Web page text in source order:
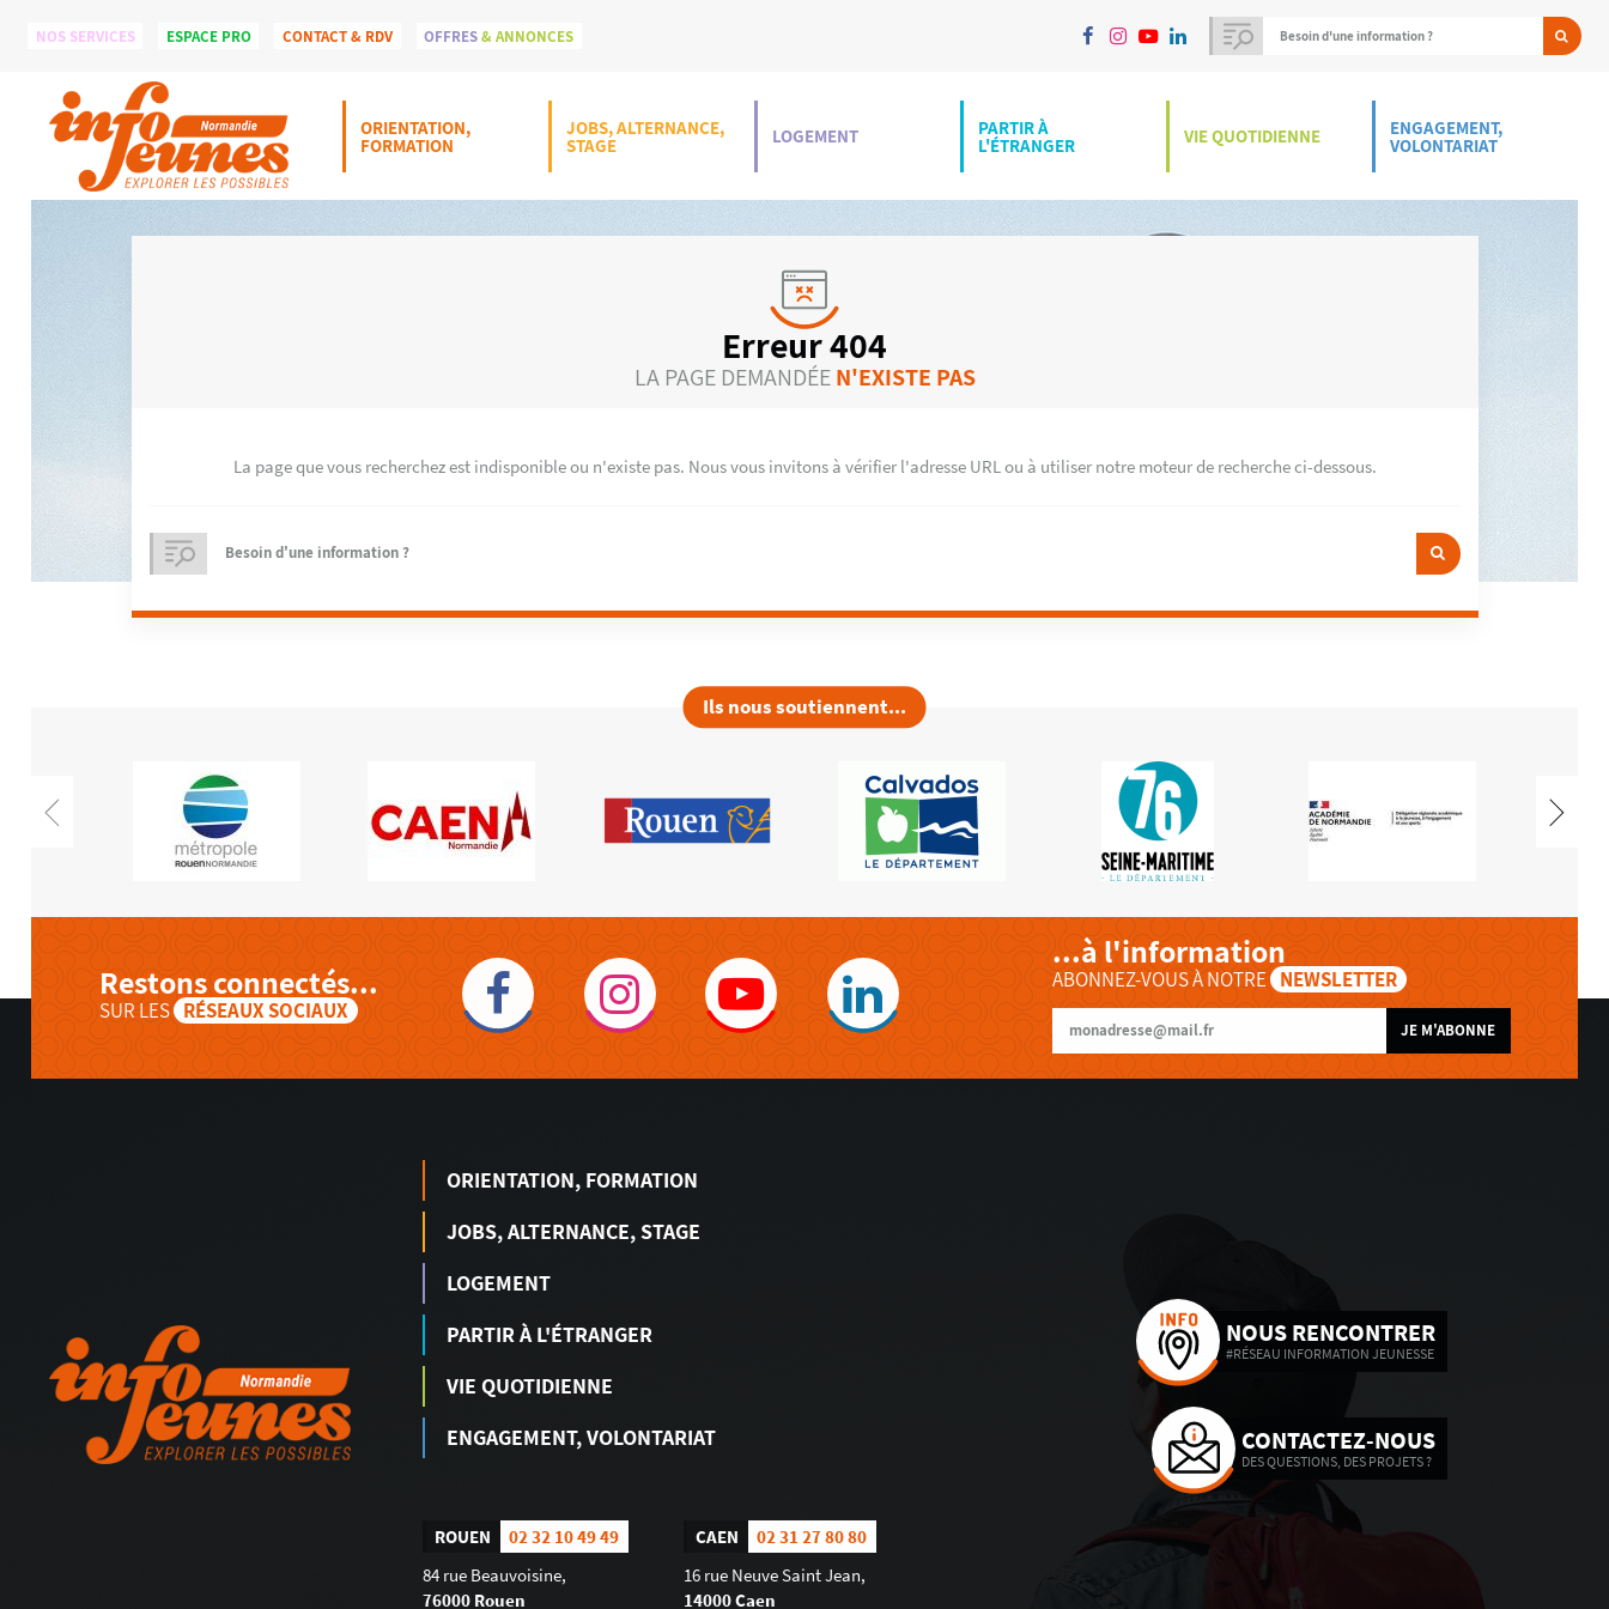
NOS SERVICES ESPACE PRO CONTACT & RDV OFFRES& ANNONCES
ORIENTATION,
FORMATION
JOBS, ALTERNANCE,
STAGE LOGEMENT PARTIR À
L'ÉTRANGER VIE QUOTIDIENNE ENGAGEMENT,
VOLONTARIAT
Erreur 404
LA PAGE DEMANDÉEN'EXISTE PAS
La page que vous recherchez est indisponible ou n'existe pas. Nous vous invitons à vérifier l'adresse URL ou à utiliser notre moteur de recherche ci-dessous.
Ils nous soutiennent...
Restons connectés...
SUR LES RÉSEAUX SOCIAUX
...à l'information
ABONNEZ-VOUS À NOTRE NEWSLETTER
JE M'ABONNE
ORIENTATION, FORMATION
JOBS, ALTERNANCE, STAGE
LOGEMENT
PARTIR À L'ÉTRANGER
VIE QUOTIDIENNE
ENGAGEMENT, VOLONTARIAT
ROUEN
02 32 10 49 49
84 rue Beauvoisine,
76000 Rouen
CAEN
02 31 27 80 80
16 rue Neuve Saint Jean,
14000 Caen
NOUS RENCONTRER
#RÉSEAU INFORMATION JEUNESSE
CONTACTEZ-NOUS
DES QUESTIONS, DES PROJETS ?